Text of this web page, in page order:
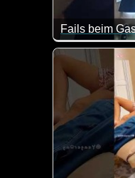
Fails beim